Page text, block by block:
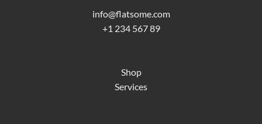
info@flatsome.com
+1 234 567 89
Shop
Services